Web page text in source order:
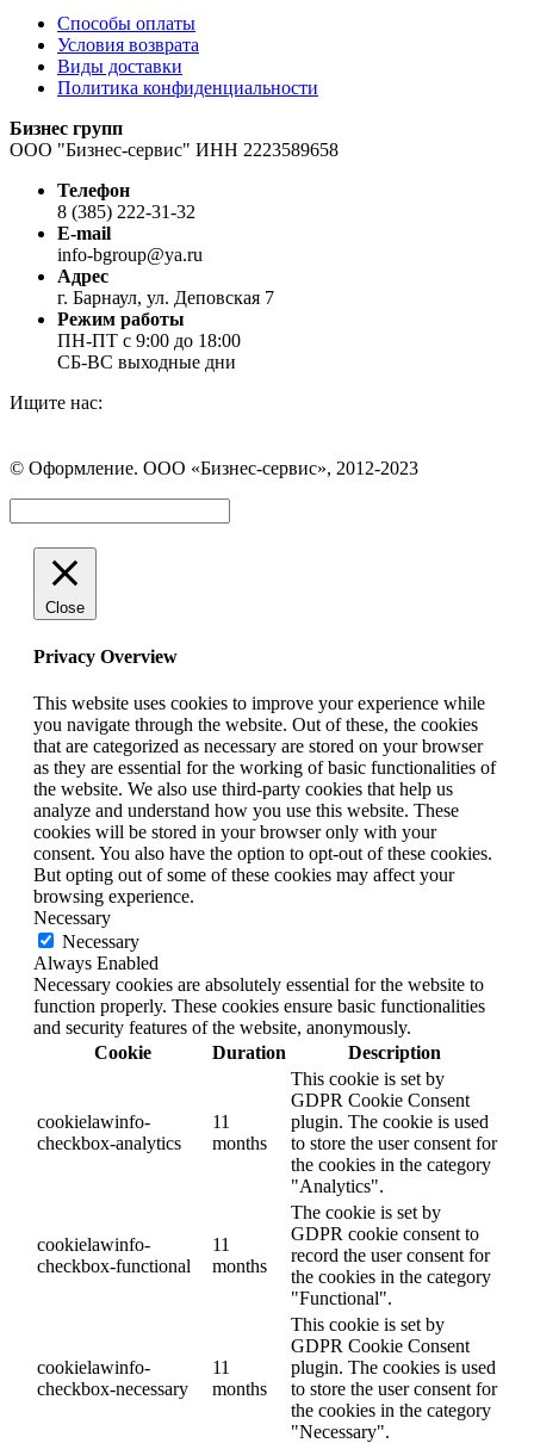
Способы оплаты
Условия возврата
Виды доставки
Политика конфиденциальности
Бизнес групп
ООО "Бизнес-сервис" ИНН 2223589658
Телефон
8 (385) 222-31-32
E-mail
info-bgroup@ya.ru
Адрес
г. Барнаул, ул. Деповская 7
Режим работы
ПН-ПТ с 9:00 до 18:00
СБ-ВС выходные дни
Ищите нас:
Вконтакте
открывается
в
новом
окне
WhatsApp
открывается
в
новом
окне
Telegram
открывается
в
новом
окне
© Оформление. ООО «Бизнес-сервис», 2012-2023
Close
Privacy Overview
This website uses cookies to improve your experience while
you navigate through the website. Out of these, the cookies
that are categorized as necessary are stored on your browser
as they are essential for the working of basic functionalities of
the website. We also use third-party cookies that help us
analyze and understand how you use this website. These
cookies will be stored in your browser only with your
consent. You also have the option to opt-out of these cookies.
But opting out of some of these cookies may affect your
browsing experience.
Necessary
Necessary
Always Enabled
Necessary cookies are absolutely essential for the website to
function properly. These cookies ensure basic functionalities
and security features of the website, anonymously.
Cookie
Duration Description
cookielawinfo-
checkbox-analytics
11
months
This cookie is set by
GDPR Cookie Consent
plugin. The cookie is used
to store the user consent for
the cookies in the category
"Analytics".
cookielawinfo-
checkbox-functional
11
months
The cookie is set by
GDPR cookie consent to
record the user consent for
the cookies in the category
"Functional".
cookielawinfo-
checkbox-necessary
11
months
This cookie is set by
GDPR Cookie Consent
plugin. The cookies is used
to store the user consent for
the cookies in the category
"Necessary".